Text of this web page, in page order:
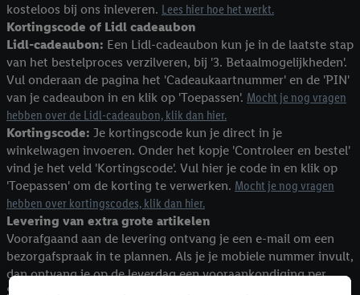
kosteloos bij ons inleveren. Lees hier hoe het werkt.
Kortingscode of Lidl cadeaubon
Lidl-cadeaubon: Een Lidl-cadeaubon kun je in de laatste stap
van het bestelproces verzilveren, bij '3. Betaalmogelijkheden'.
Vul onderaan de pagina het 'Cadeaukaartnummer' en de 'PIN'
van je cadeaubon in en klik op 'Toepassen'. Mocht je nog vragen
hebben over de Lidl-cadeaubon, klik dan hier.
Kortingscode: Je kortingscode kun je direct in je
winkelwagen invoeren. Onder het kopje 'Controleer en bestel'
vind je het veld 'Kortingscode'. Vul hier je code in en klik op
'Toepassen' om de korting te verwerken. Mocht je nog vragen
hebben over kortingscodes, klik dan hier.
Levering van extra grote artikelen
Voorafgaand aan de levering ontvang je een e-mail om een
bezorgafspraak in te plannen. Als je je mobiele nummer invult,
dan ontvang je op de leverdag een vooraankondiging per
SMS.